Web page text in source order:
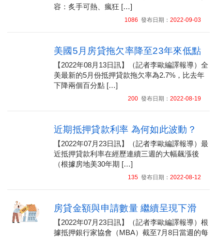
容：炙手可熱、瘋狂 […]
1086 發布日期： 2022-09-03
美國5月房貸拖欠率降至23年來低點
【2022年08月13日訊】（記者李歐編譯報導）全
美最新的5月份抵押貸款拖欠率為2.7%，比去年
下降兩個百分點 […]
200發布日期： 2022-08-19
近期抵押貸款利率 為何如此波動？
【2022年07月23日訊】（記者李歐編譯報導）最
近抵押貸款利率在經歷連續三週的大幅飆漲後
（根據房地美30年期 […]
135發布日期： 2022-08-12
房貸金額與申請數量 繼續呈現下滑
【2022年07月23日訊】（記者李歐編譯報導）根
據抵押銀行家協會（MBA）截至7月8日當週的每